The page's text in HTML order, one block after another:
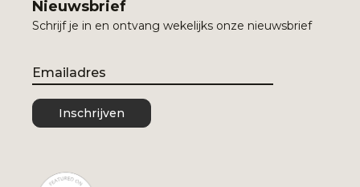
Nieuwsbrief
Schrijf je in en ontvang wekelijks onze nieuwsbrief
Email
Inschrijven